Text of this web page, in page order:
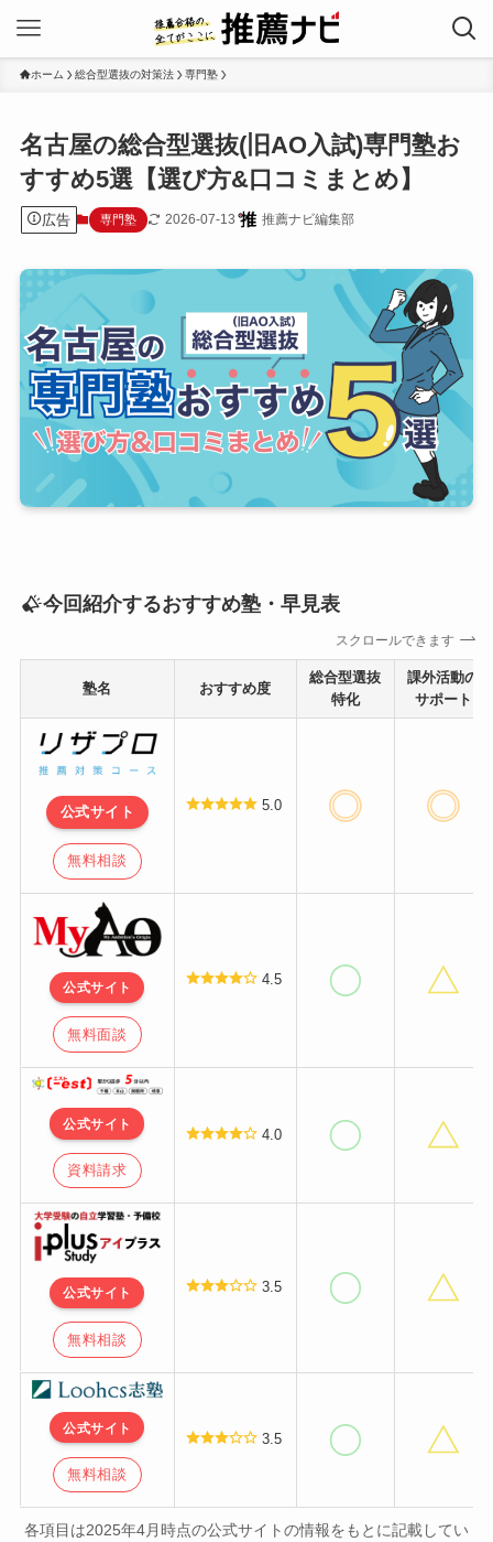
ホーム 総合型選抜の対策法 専門塾
名古屋の総合型選抜(旧AO入試)専門塾お
すすめ5選【選び方&口コミまとめ】
広告 専門塾 2026-07-13 推薦ナビ編集部
今回紹介するおすすめ塾・早見表
スクロールできます
塾名 おすすめ度
総合型選抜
特化
課外活動の
サポート
公式サイト
無料相談
5.0
公式サイト
無料面談
4.5
公式サイト
資料請求
4.0
公式サイト
無料相談
3.5
公式サイト
無料相談
3.5
各項目は2025年4月時点の公式サイトの情報をもとに記載してい